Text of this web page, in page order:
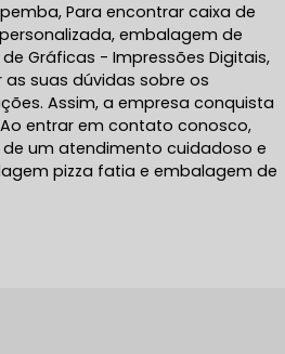
Para encontrar caixa de
embalagem de
Gráficas - Impressões Digitais,
suas dúvidas sobre os
Assim, a empresa conquista
entrar em contato conosco,
um atendimento cuidadoso e
pizza fatia e embalagem de